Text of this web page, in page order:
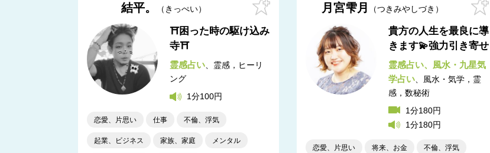
結平。 きっぺい
⛩️困った時の駆け込み
寺⛩️
霊感占い
霊感，ヒーリ
ング
1分100円
恋愛、片思い 仕事 不倫、浮気
起業、ビジネス 家族、家庭 メンタル
月宮雫月 つきみやしづき
貴方の人生を最良に導
きます💫強力引き寄せ
霊感占い
風水・九星気
学占い
風水・気学，霊
感，数秘術
1分180円
1分180円
恋愛、片思い 将来、お金 不倫、浮気